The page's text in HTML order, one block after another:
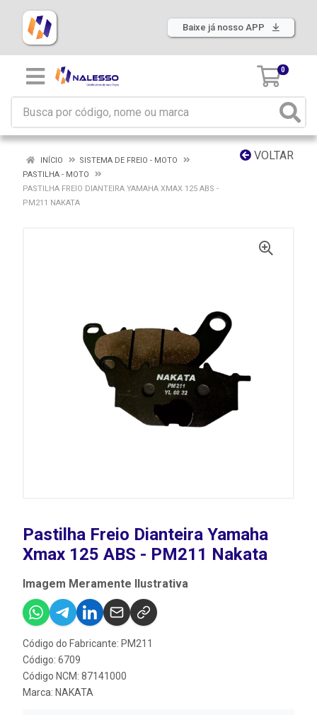
Baixe já nosso APP
0
VOLTAR
INÍCIO
SISTEMA DE FREIO - MOTO
PASTILHA - MOTO
PASTILHA FREIO DIANTEIRA YAMAHA XMAX 125 ABS -
PM211 NAKATA
Pastilha Freio Dianteira Yamaha
Xmax 125 ABS - PM211 Nakata
Imagem Meramente Ilustrativa
Código do Fabricante: PM211
Código: 6709
Código NCM: 87141000
Marca: NAKATA